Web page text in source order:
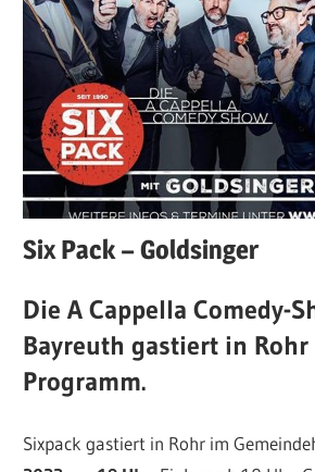
Six Pack – Goldsinger
Die A Cappella Comedy-
Bayreuth gastiert in
Programm.
Sixpack gastiert in Rohr im